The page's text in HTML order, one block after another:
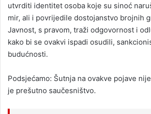
utvrditi identitet osoba koje su sinoć
mir, ali i povrijedile dostojanstvo brojnih
Javnost, s pravom, traži odgovornost i
kako bi se ovakvi ispadi osudili,
budućnosti.
Podsjećamo: Šutnja na ovakve pojave
je prešutno saučesništvo.